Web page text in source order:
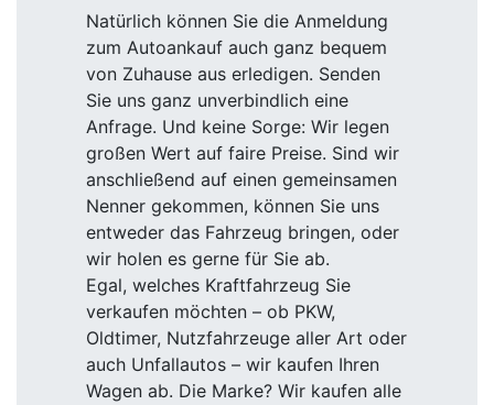
Natürlich können Sie die Anmeldung
zum Autoankauf auch ganz bequem
von Zuhause aus erledigen. Senden
Sie uns ganz unverbindlich eine
Anfrage. Und keine Sorge: Wir legen
großen Wert auf faire Preise. Sind wir
anschließend auf einen gemeinsamen
Nenner gekommen, können Sie uns
entweder das Fahrzeug bringen, oder
wir holen es gerne für Sie ab.
Egal, welches Kraftfahrzeug Sie
verkaufen möchten – ob PKW,
Oldtimer, Nutzfahrzeuge aller Art oder
auch Unfallautos – wir kaufen Ihren
Wagen ab. Die Marke? Wir kaufen alle